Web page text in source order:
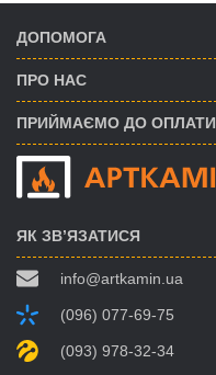
ДОПОМОГА
ПРО НАС
ПРИЙМАЄМО ДО ОПЛАТИ
ЯК ЗВ’ЯЗАТИСЯ
info@artkamin.ua
(096) 077-69-75
(093) 978-32-34